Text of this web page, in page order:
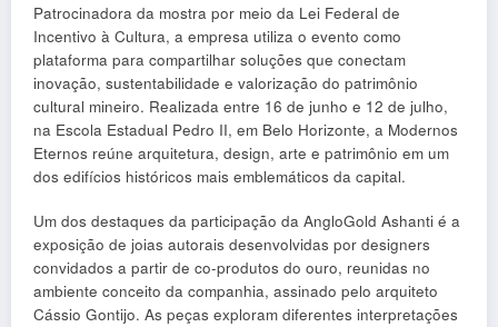
Patrocinadora da mostra por meio da Lei Federal de
Incentivo à Cultura, a empresa utiliza o evento como
plataforma para compartilhar soluções que conectam
inovação, sustentabilidade e valorização do patrimônio
cultural mineiro. Realizada entre 16 de junho e 12 de julho,
na Escola Estadual Pedro II, em Belo Horizonte, a Modernos
Eternos reúne arquitetura, design, arte e patrimônio em um
dos edifícios históricos mais emblemáticos da capital.
Um dos destaques da participação da AngloGold Ashanti é a
exposição de joias autorais desenvolvidas por designers
convidados a partir de co-produtos do ouro, reunidas no
ambiente conceito da companhia, assinado pelo arquiteto
Cássio Gontijo. As peças exploram diferentes interpretações